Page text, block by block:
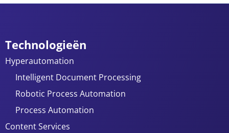
Technologieën
Hyperautomation
Intelligent Document Processing
Robotic Process Automation
Process Automation
Content Services